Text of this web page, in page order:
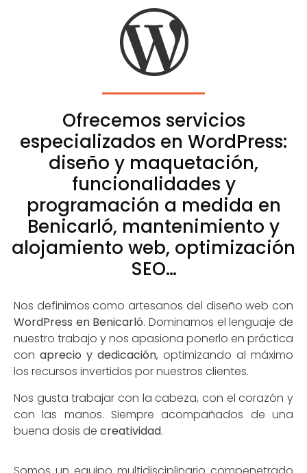
Ofrecemos servicios
especializados en WordPress:
diseño y maquetación,
funcionalidades y
programación a medida en
Benicarló, mantenimiento y
alojamiento web, optimización
SEO…
Nos definimos como artesanos del diseño web con
WordPress en Benicarló. Dominamos el lenguaje de
nuestro trabajo y nos apasiona ponerlo en práctica
con aprecio y dedicación, optimizando al máximo
los recursos invertidos por nuestros clientes.
Nos gusta trabajar con la cabeza, con el corazón y
con las manos. Siempre acompañados de una
buena dosis de creatividad.